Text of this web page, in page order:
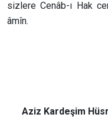
sizlere Cenâb-ı Hak
âmîn.
Aziz Kardeşim